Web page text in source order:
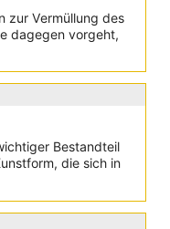
zur Vermüllung des
dagegen vorgeht,
Bestandteil
die sich in